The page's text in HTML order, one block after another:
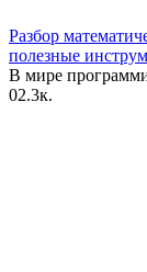
Разбор
полезные
В мире
02.3к.